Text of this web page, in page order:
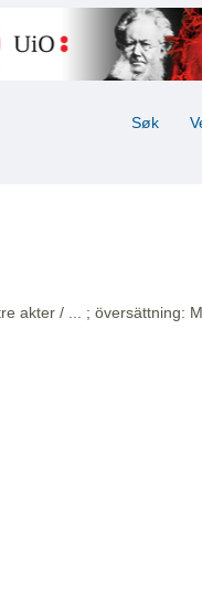
Søk
akter / ... ; översättning: